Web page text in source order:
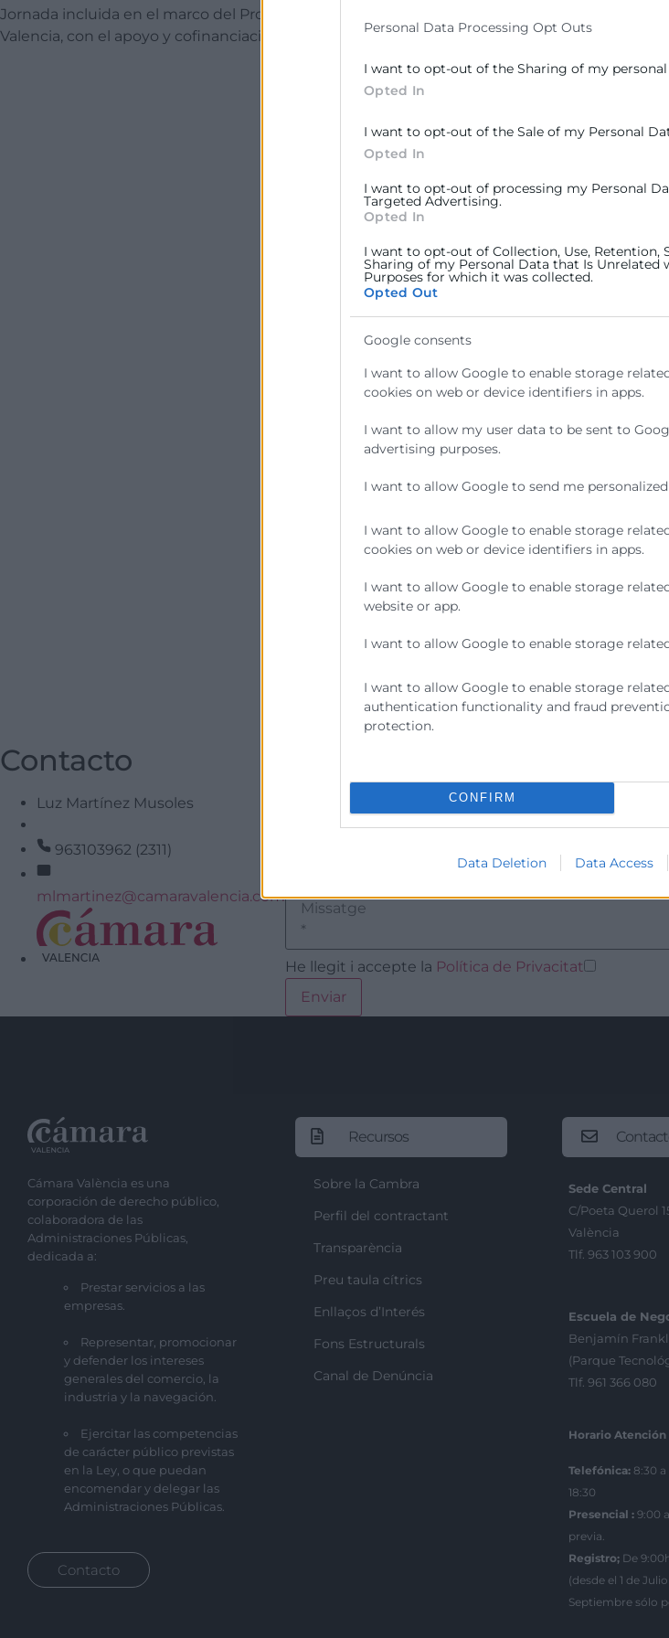
Personal Data Processing Opt Outs
I want to opt-out of the Sharing of my personal
Opted In
I want to opt-out of the Sale of my Personal
Opted In
I want to opt-out of processing my Personal
Targeted Advertising.
Opted In
I want to opt-out of Collection, Use, Retention,
Sharing of my Personal Data that Is Unrelated
Purposes for which it was collected.
Opted Out
Google consents
I want to allow Google to enable storage
cookies on web or device identifiers in apps.
I want to allow my user data to be sent to
advertising purposes.
I want to allow Google to send me
I want to allow Google to enable storage
cookies on web or device identifiers in apps.
I want to allow Google to enable storage
website or app.
I want to allow Google to enable storage
I want to allow Google to enable storage
authentication functionality and fraud
protection.
CONFIRM
Data Deletion Data Access
Jornada incluida en el marco del Programa PYME GLOBAL de las Cámaras de Comercio de
Valencia, con el apoyo y cofinanciación de FONDOS FEDER.
Contacto
Luz Martínez Musoles
963103962 (2311)
mlmartinez@camaravalencia.com
He llegit i accepte la Política de Privacitat
Cámara València es una
corporación de derecho público,
colaboradora de las
Administraciones Públicas,
dedicada a:
Prestar servicios a las
empresas.
Representar, promocionar
y defender los intereses
generales del comercio, la
industria y la navegación.
Ejercitar las competencias
de carácter público previstas
en la Ley, o que puedan
encomendar y delegar las
Administraciones Públicas.
Contacto
Recursos
Sobre la Cambra
Perfil del contractant
Transparència
Preu taula cítrics
Enllaços d’Interés
Fons Estructurals
Canal de Denúncia
Sede Central
C/Poeta Querol
València
Tlf. 963 103 900
Escuela de
Benjamín
(Parque
Tlf. 961 366 080
Horario Atención
Telefónica: 8:30 a
18:30
Presencial : 9:00
previa.
Registro; De
(desde el 1 de
Septiembre sólo